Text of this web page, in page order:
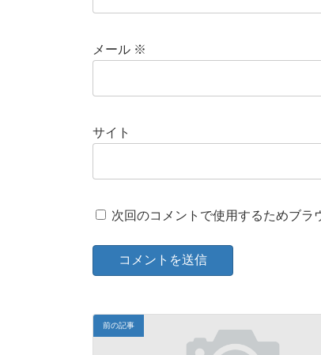
メール ※
サイト
次回のコメントで使用するためブラ
前の記事